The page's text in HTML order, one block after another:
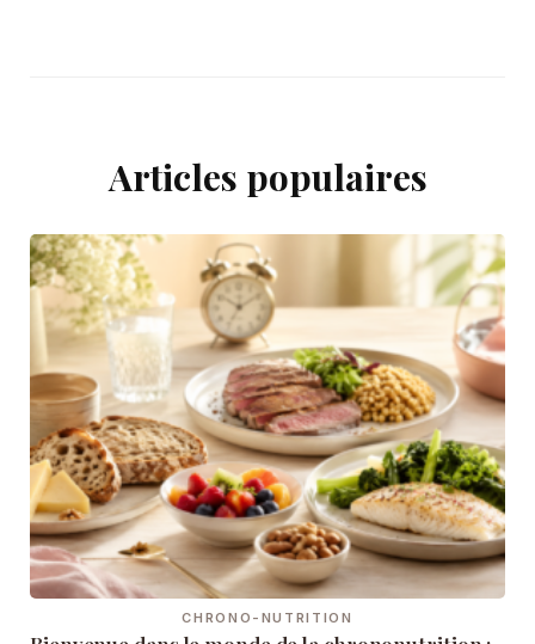
Articles populaires
CHRONO-NUTRITION